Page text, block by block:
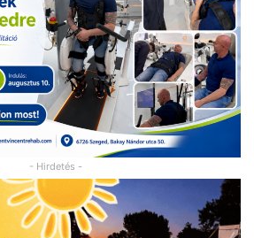
- Hirdetés -